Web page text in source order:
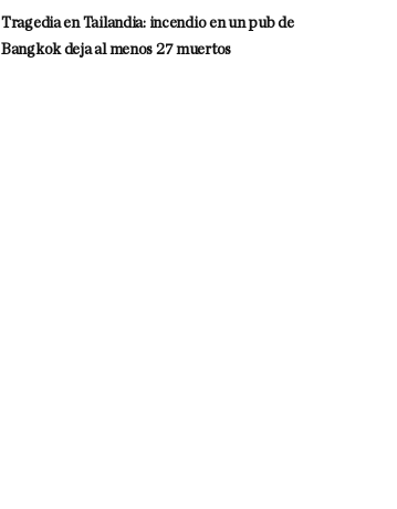
Tragedia en Tailandia: incendio en un pub de
Bangkok deja al menos 27 muertos